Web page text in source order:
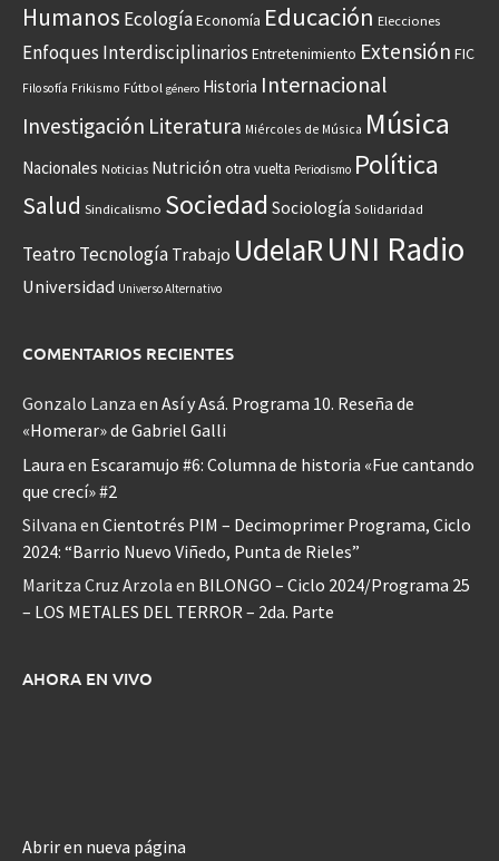
Humanos EcologíaEconomía Educación Elecciones
Enfoques Interdisciplinarios Entretenimiento Extensión FIC
Filosofía Frikismo Fútbol género Historia Internacional
Investigación Literatura Miércoles de Música Música
Nacionales Noticias Nutrición otra vuelta Periodismo Política
Salud Sindicalismo Sociedad Sociología Solidaridad
Teatro Tecnología Trabajo UdelaRUNI Radio
Universidad Universo Alternativo
COMENTARIOS RECIENTES
Gonzalo Lanza en Así y Asá. Programa 10. Reseña de
«Homerar» de Gabriel Galli
Laura en Escaramujo #6: Columna de historia «Fue cantando
que crecí» #2
Silvana en Cientotrés PIM – Decimoprimer Programa, Ciclo
2024: “Barrio Nuevo Viñedo, Punta de Rieles”
Maritza Cruz Arzola en BILONGO – Ciclo 2024/Programa 25
– LOS METALES DEL TERROR – 2da. Parte
AHORA EN VIVO
Abrir en nueva página